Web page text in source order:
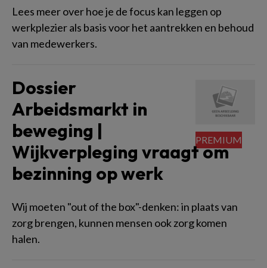
Lees meer over hoe je de focus kan leggen op
werkplezier als basis voor het aantrekken en behoud
van medewerkers.
Dossier
Arbeidsmarkt in
beweging |
Wijkverpleging vraagt om
bezinning op werk
Wij moeten "out of the box"-denken: in plaats van
zorg brengen, kunnen mensen ook zorg komen
halen.